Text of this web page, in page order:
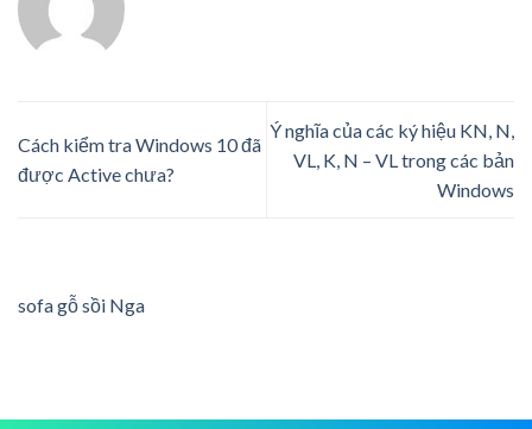
Cách kiểm tra Windows 10 đã
được Active chưa?
Ý nghĩa của các ký hiệu KN, N,
VL, K, N – VL trong các bản
Windows
sofa gỗ sồi Nga